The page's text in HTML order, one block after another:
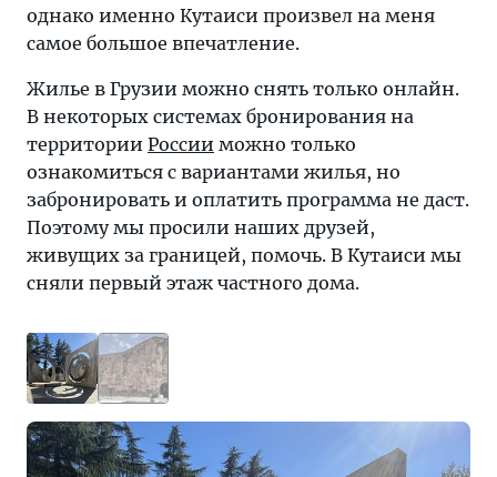
однако именно Кутаиси произвел на меня
самое большое впечатление.
Жилье в Грузии можно снять только онлайн.
В некоторых системах бронирования на
территории России можно только
ознакомиться с вариантами жилья, но
забронировать и оплатить программа не даст.
Поэтому мы просили наших друзей,
живущих за границей, помочь. В Кутаиси мы
сняли первый этаж частного дома.